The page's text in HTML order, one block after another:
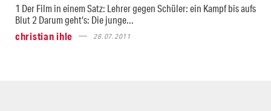
1 Der Film in einem Satz: Lehrer gegen Schüler: ein Kampf bis aufs
Blut 2 Darum geht‘s: Die junge...
christian ihle
28.07.2011